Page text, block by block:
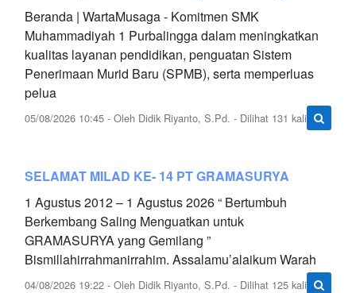
Beranda | WartaMusaga - Komitmen SMK
Muhammadiyah 1 Purbalingga dalam meningkatkan
kualitas layanan pendidikan, penguatan Sistem
Penerimaan Murid Baru (SPMB), serta memperluas
pelua
05/08/2026 10:45 - Oleh Didik Riyanto, S.Pd. - Dilihat 131 kali
SELAMAT MILAD KE- 14 PT GRAMASURYA
1 Agustus 2012 – 1 Agustus 2026 “ Bertumbuh
Berkembang Saling Menguatkan untuk
GRAMASURYA yang Gemilang ”
Bismillahirrahmanirrahim. Assalamu’alaikum Warah
04/08/2026 19:22 - Oleh Didik Riyanto, S.Pd. - Dilihat 125 kali